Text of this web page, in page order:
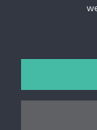
+40 727 225